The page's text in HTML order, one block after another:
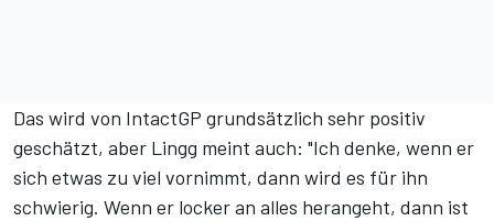
Das wird von IntactGP grundsätzlich sehr positiv
geschätzt, aber Lingg meint auch: "Ich denke, wenn er
sich etwas zu viel vornimmt, dann wird es für ihn
schwierig. Wenn er locker an alles herangeht, dann ist